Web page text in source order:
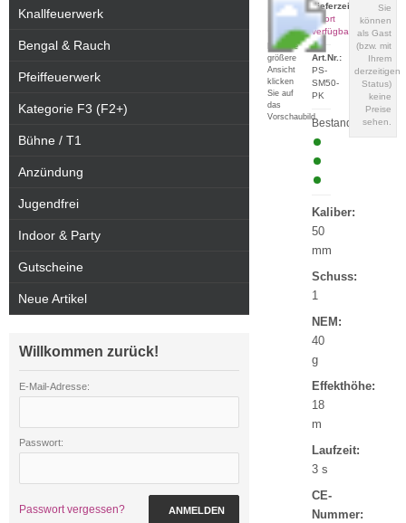
Für eine
größere
Ansicht
klicken
Sie auf
das
Vorschaubild
Sie
können
als Gast
(bzw. mit
Ihrem
derzeitigen
Status)
keine
Preise
sehen.
Lieferzeit:
sofort
verfügbar
Art.Nr.:
PS-
SM50-
PK
Bestand:
Kaliber:
50
mm
Schuss:
1
NEM:
40
g
Effekthöhe:
18
m
Laufzeit:
3 s
CE-
Nummer:
Knallfeuerwerk
Bengal & Rauch
Pfeiffeuerwerk
Kategorie F3 (F2+)
Bühne / T1
Anzündung
Jugendfrei
Indoor & Party
Gutscheine
Neue Artikel
Willkommen zurück!
E-Mail-Adresse:
Passwort:
Passwort vergessen? ANMELDEN